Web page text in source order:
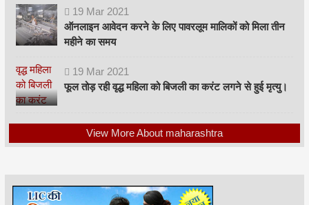
19 Mar 2021
ऑनलाइन आवेदन करने के लिए पावरलूम मालिकों को मिला तीन
महीने का समय
19 Mar 2021
फूल तोड़ रही वृद्ध महिला को बिजली का करंट लगने से हुई मृत्यु।
View More About maharashtra